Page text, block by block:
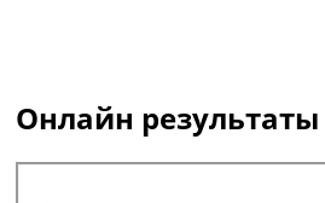
Онлайн результаты